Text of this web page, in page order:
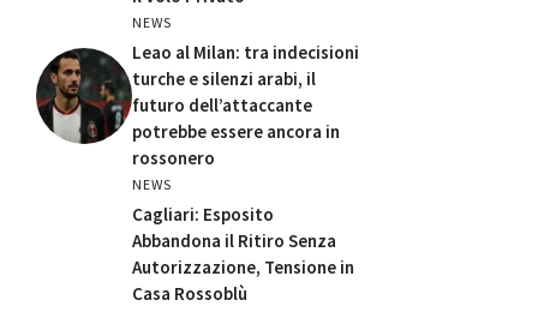
NEWS
Leao al Milan: tra indecisioni
turche e silenzi arabi, il
futuro dell’attaccante
potrebbe essere ancora in
rossonero
NEWS
Cagliari: Esposito
Abbandona il Ritiro Senza
Autorizzazione, Tensione in
Casa Rossoblù